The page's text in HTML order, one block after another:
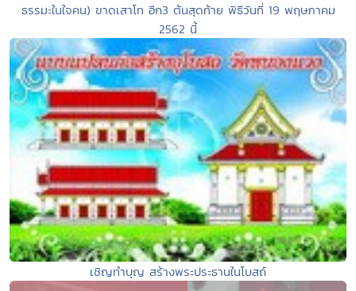
ธรรมะในใจคน) ขาดเสาโท อีก3 ต้นสุดท้าย พิธีวันที่ 19 พฤษภาคม
2562 นี้
เชิญทำบุญ สร้างพระประธานในโบสถ์